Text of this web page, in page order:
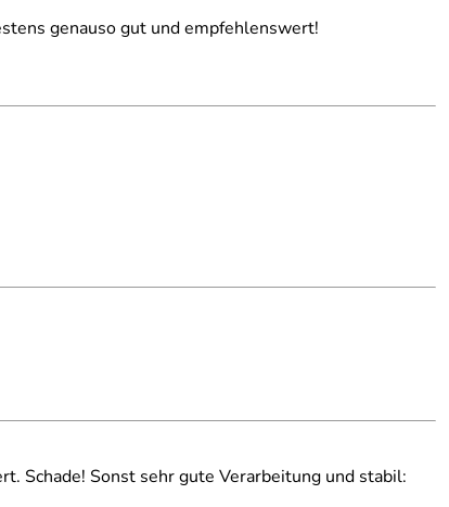
genauso gut und empfehlenswert!
Schade! Sonst sehr gute Verarbeitung und stabil: